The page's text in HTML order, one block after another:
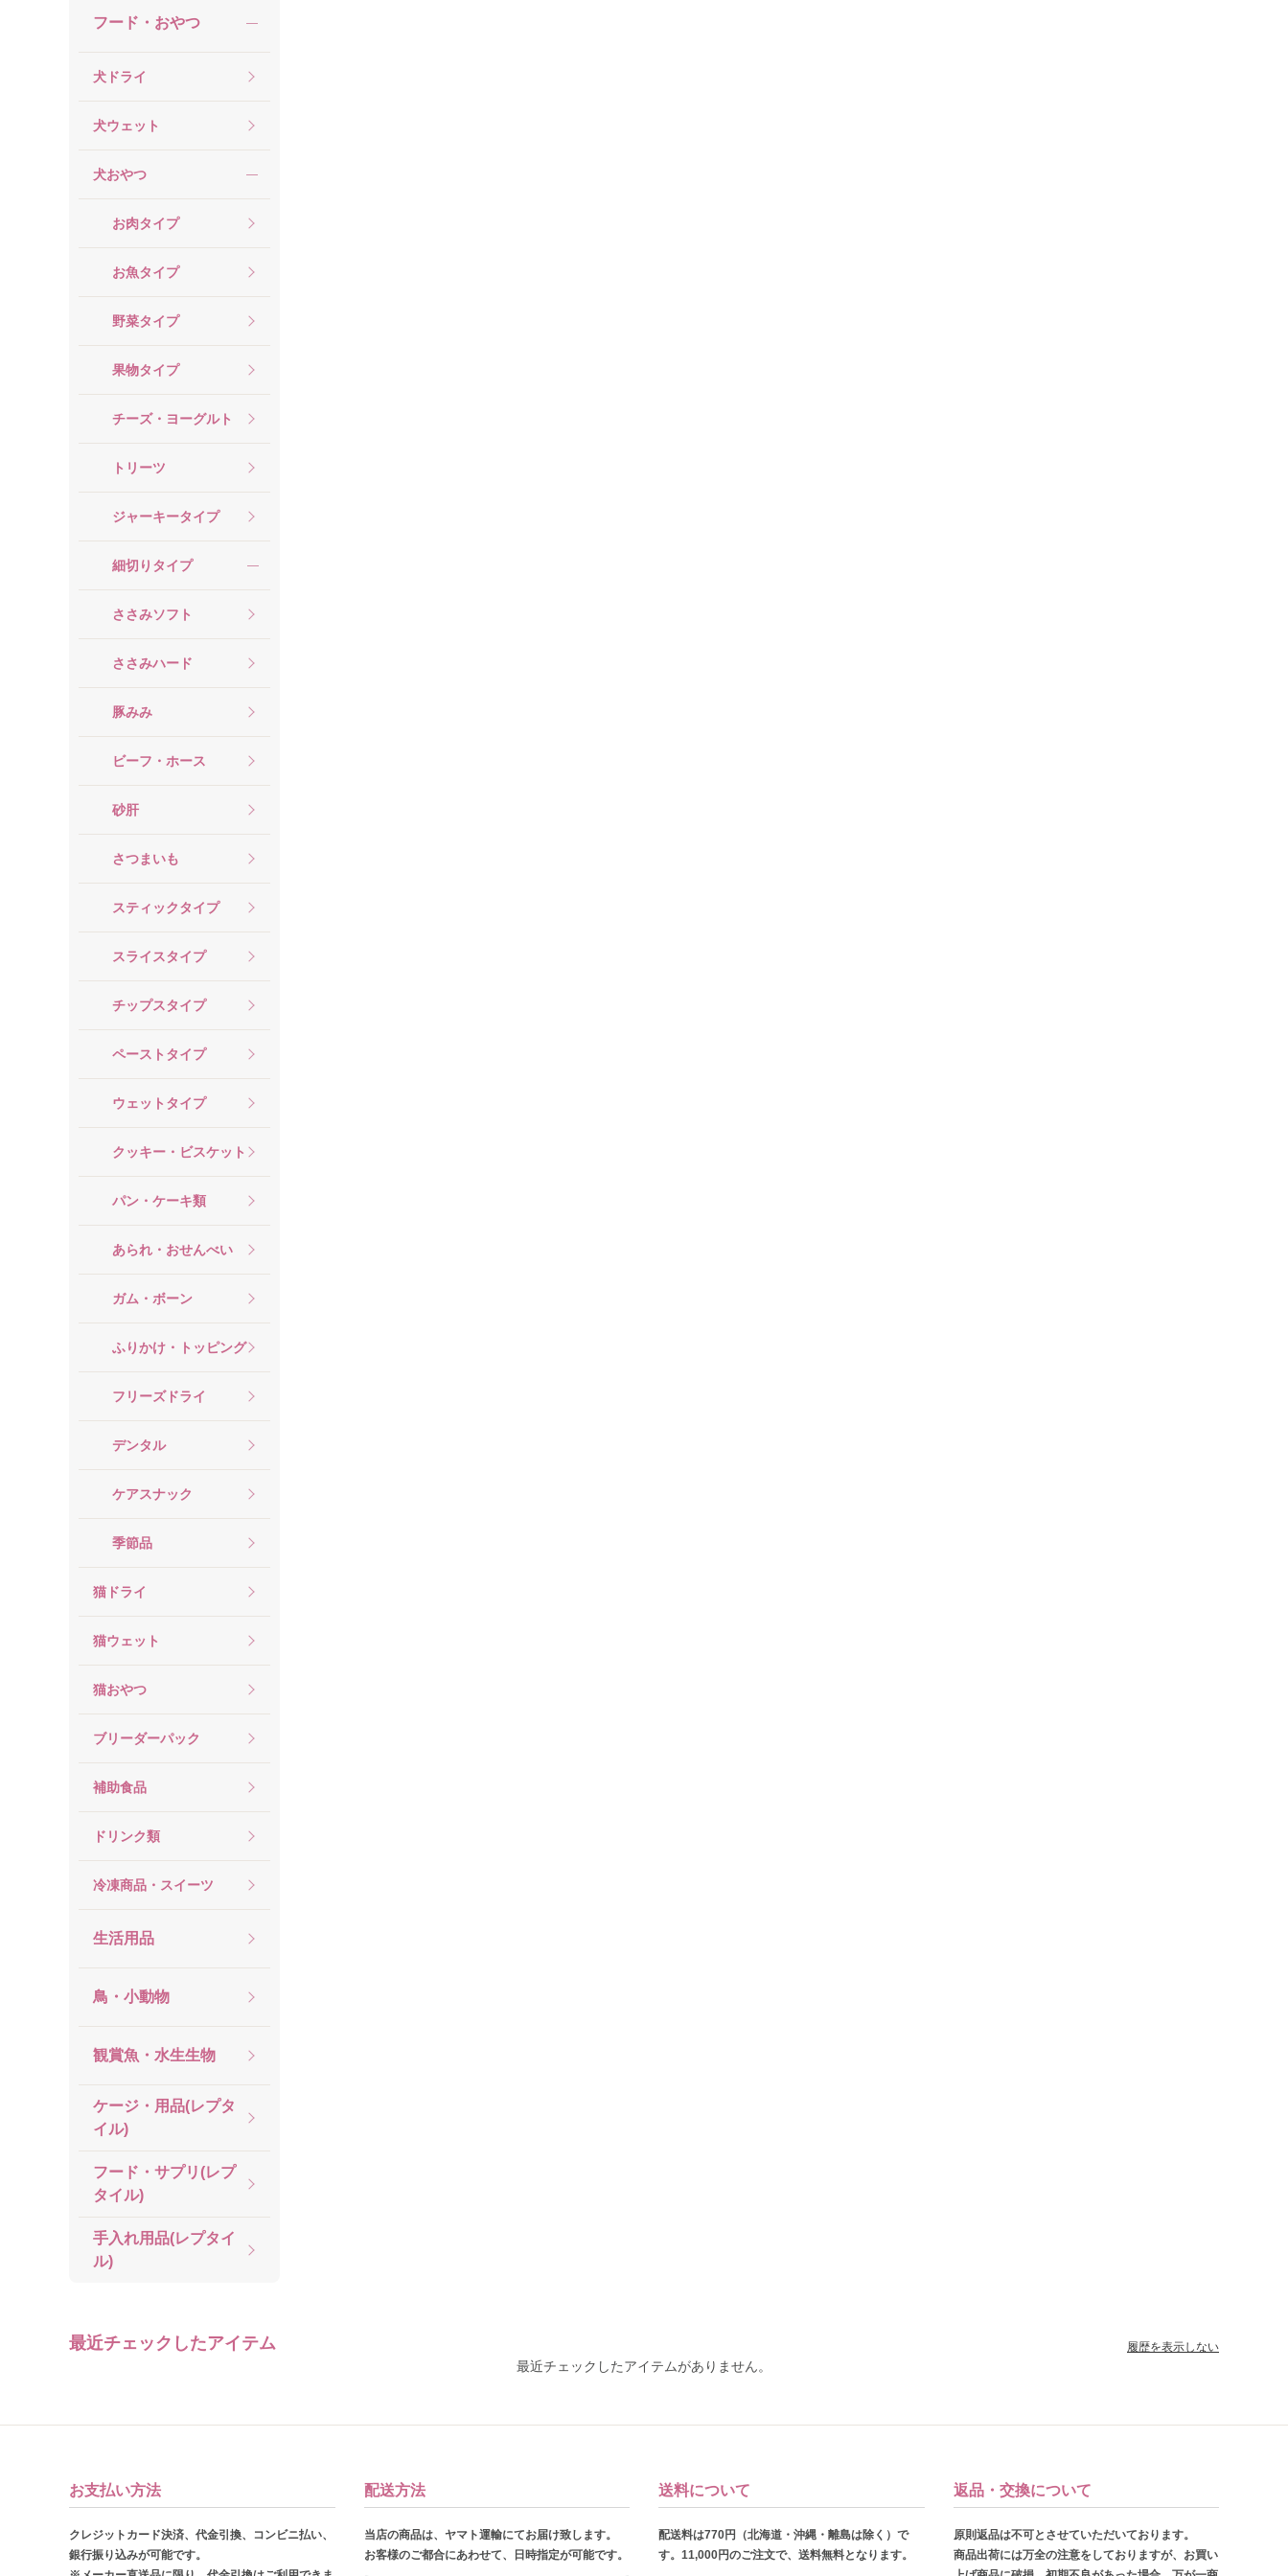
フード・おやつ
犬ドライ
犬ウェット
犬おやつ
お肉タイプ
お魚タイプ
野菜タイプ
果物タイプ
チーズ・ヨーグルト
トリーツ
ジャーキータイプ
細切りタイプ
ささみソフト
ささみハード
豚みみ
ビーフ・ホース
砂肝
さつまいも
スティックタイプ
スライスタイプ
チップスタイプ
ペーストタイプ
ウェットタイプ
クッキー・ビスケット
パン・ケーキ類
あられ・おせんべい
ガム・ボーン
ふりかけ・トッピング
フリーズドライ
デンタル
ケアスナック
季節品
猫ドライ
猫ウェット
猫おやつ
ブリーダーパック
補助食品
ドリンク類
冷凍商品・スイーツ
生活用品
鳥・小動物
観賞魚・水生生物
ケージ・用品(レプタ
イル)
フード・サプリ(レプ
タイル)
手入れ用品(レプタイ
ル)
最近チェックしたアイテム
最近チェックしたアイテムがありません。
履歴を表示しない
お支払い方法
クレジットカード決済、代金引換、コンビニ払い、
銀行振り込みが可能です。
配送方法
当店の商品は、ヤマト運輸にてお届け致します。
お客様のご都合にあわせて、日時指定が可能です。
送料について
配送料は770円（北海道・沖縄・離島は除く）で
す。11,000円のご注文で、送料無料となります。
返品・交換について
原則返品は不可とさせていただいております。
商品出荷には万全の注意をしておりますが、お買い